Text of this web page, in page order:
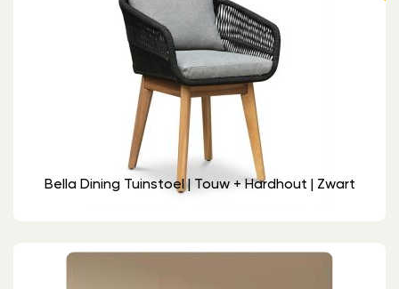
Bella Dining Tuinstoel | Touw + Hardhout | Zwart